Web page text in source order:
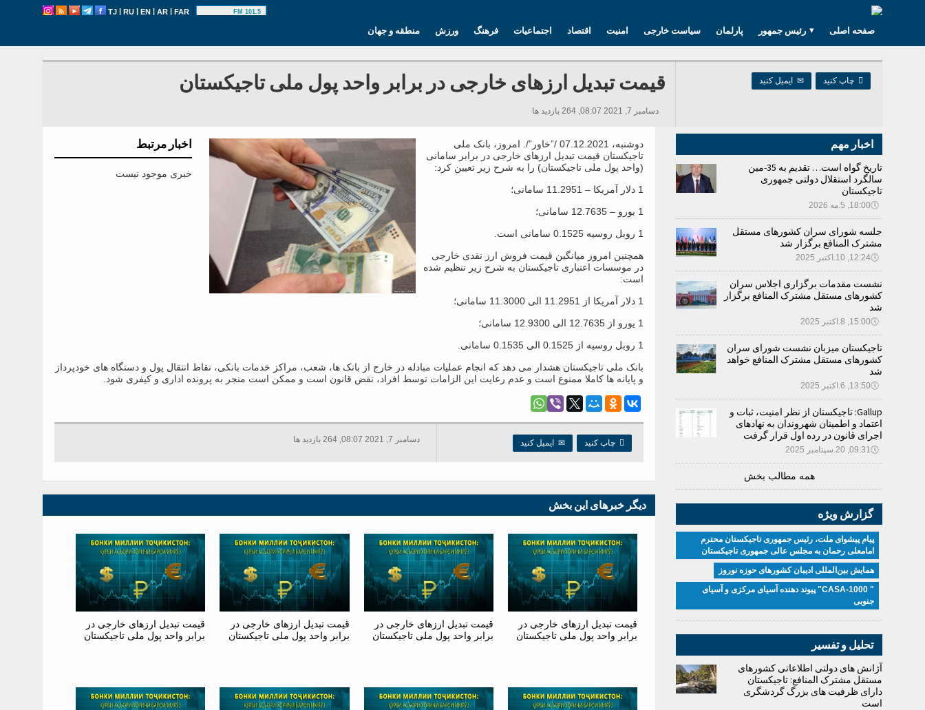
TJ | RU | EN | AR | FAR 101.5 FM
منطقه و جهان ورزش فرهنگ اجتماعیات اقتصاد امنیت سیاست خارجی پارلمان رئیس جمهور صفحه اصلی
 چاپ کنید ✉ ایمیل کنید قیمت تبدیل ارزهای خارجی در برابر واحد پول ملی تاجیکستان
دسامبر 7, 2021 08:07, 264 بازدید ها
اخبار مرتبط
خبری موجود نیست
دوشنبه، 07.12.2021 /”خاور”/. امروز، بانک ملی
تاجیکستان قیمت تبدیل ارزهای خارجی در برابر سامانی
(واحد پول ملی تاجیکستان) را به شرح زیر تعیین کرد:
1 دلار آمریکا – 11.2951 سامانی؛
1 یورو – 12.7635 سامانی؛
1 روبل روسیه 0.1525 سامانی است.
همچنین امروز میانگین قیمت فروش ارز نقدی خارجی
در موسسات اعتباری تاجیکستان به شرح زیر تنظیم شده
است:
1 دلار آمریکا از 11.2951 الی 11.3000 سامانی؛
1 یورو از 12.7635 الی 12.9300 سامانی؛
1 روبل روسیه از 0.1525 الی 0.1535 سامانی.
بانک ملی تاجیکستان هشدار می دهد که انجام عملیات مبادله در خارج از بانک ها، شعب، مراکز خدمات بانکی، نقاط انتقال پول و دستگاه های خودپرداز
و پایانه ها کاملا ممنوع است و عدم رعایت این الزامات توسط افراد، نقض قانون است و ممکن است منجر به پرونده اداری و کیفری شود.
 چاپ کنید ✉ ایمیل کنید دسامبر 7, 2021 08:07, 264 بازدید ها
دیگر خبرهای این بخش
قیمت تبدیل ارزهای خارجی در
برابر واحد پول ملی تاجیکستان
قیمت تبدیل ارزهای خارجی در
برابر واحد پول ملی تاجیکستان
قیمت تبدیل ارزهای خارجی در
برابر واحد پول ملی تاجیکستان
قیمت تبدیل ارزهای خارجی در
برابر واحد پول ملی تاجیکستان
اخبار مهم
تاریخ گواه است… تقدیم به 35-مین
سالگرد استقلال دولتی جمهوری
تاجیکستان
🕔18:00, 5.مه 2026
جلسه شورای سران کشورهای مستقل
مشترک المنافع برگزار شد
🕔12:24, 10.اکتبر 2025
نشست مقدمات برگزاری اجلاس سران
کشورهای مستقل مشترک المنافع برگزار
شد
🕔15:00, 8.اکتبر 2025
تاجیکستان میزبان نشست شورای سران
کشورهای مستقل مشترک المنافع خواهد
شد
🕔13:50, 6.اکتبر 2025
Gallup: تاجیکستان از نظر امنیت، ثبات و
اعتماد و اطمینان شهروندان به نهادهای
اجرای قانون در رده اول قرار گرفت
🕔09:31, 20.سپتامبر 2025
همه مطالب بخش
گزارش ویژه
پیام پیشوای ملت، رئیس جمهوری تاجیکستان محترم
امامعلی رحمان به مجلس عالی جمهوری تاجیکستان
همایش بین‌المللی ادیبان کشور‌های حوزه نوروز
" CASA-1000" پیوند دهنده آسیای مرکزی و آسیای
جنوبی
تحلیل و تفسیر
آژانش های دولتی اطلاعاتی کشورهای
مستقل مشترک المنافع: تاجیکستان
دارای ظرفیت های بزرگ گردشگری
است